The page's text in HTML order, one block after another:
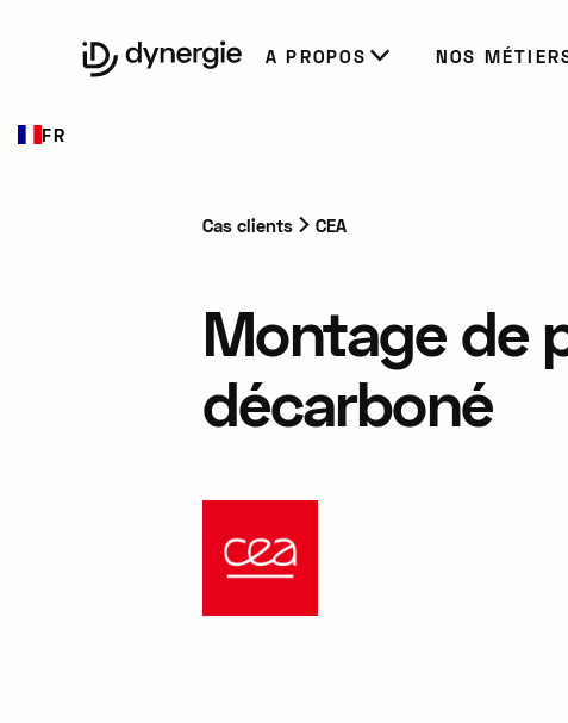
A PROPOS NOS
FR
Cas clients CEA
Montage de
décarboné